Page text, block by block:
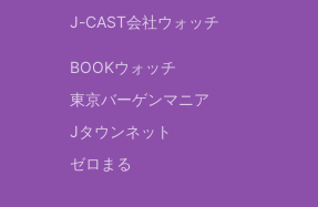
J-CAST会社ウォッチ
BOOKウォッチ
東京バーゲンマニア
Jタウンネット
ゼロまる